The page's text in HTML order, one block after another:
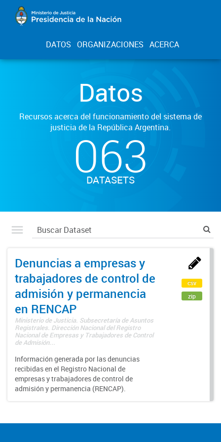
DATOS ORGANIZACIONES ACERCA
Datos
Recursos acerca del funcionamiento del sistema de
justicia de la República Argentina.
063
DATASETS
Denuncias a empresas y
trabajadores de control de
admisión y permanencia
en RENCAP
Ministerio de Justicia. Subsecretaría de Asuntos
Registrales. Dirección Nacional del Registro
Nacional de Empresas y Trabajadores de Control
de Admisión...
Información generada por las denuncias
recibidas en el Registro Nacional de
empresas y trabajadores de control de
admisión y permanencia (RENCAP).
csv
zip